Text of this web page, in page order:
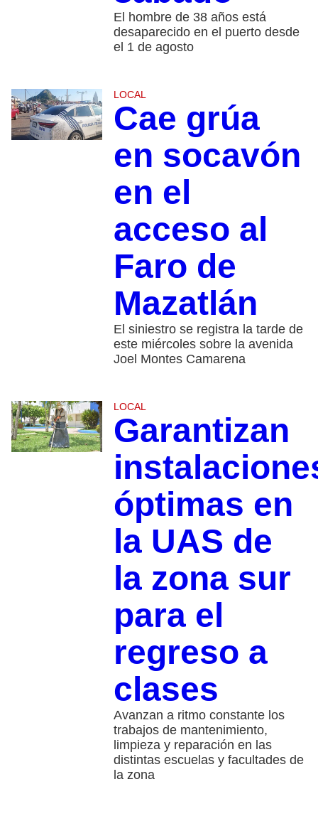
El hombre de 38 años está
desaparecido en el puerto desde
el 1 de agosto
LOCAL
Cae grúa
en socavón
en el
acceso al
Faro de
Mazatlán
El siniestro se registra la tarde de
este miércoles sobre la avenida
Joel Montes Camarena
LOCAL
Garantizan
óptimas en
la UAS de
la zona sur
para el
regreso a
clases
​Avanzan a ritmo constante los
trabajos de mantenimiento,
limpieza y reparación en las
distintas escuelas y facultades de
la zona